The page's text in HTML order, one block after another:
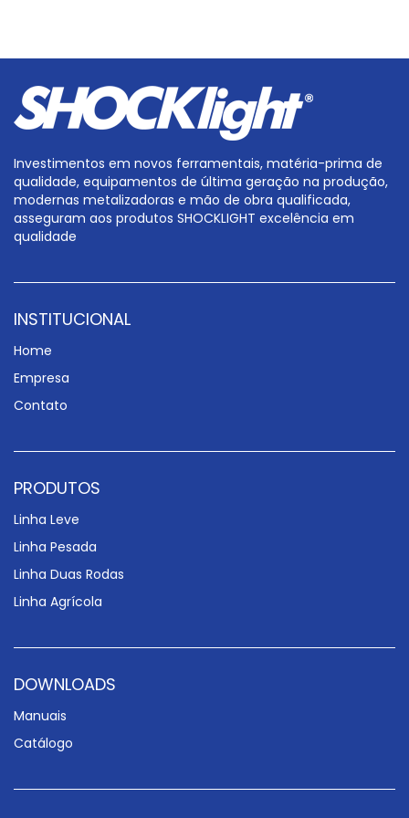
Investimentos em novos ferramentais, matéria-prima de
qualidade, equipamentos de última geração na produção,
modernas metalizadoras e mão de obra qualificada,
asseguram aos produtos SHOCKLIGHT excelência em
qualidade
INSTITUCIONAL
Home
Empresa
Contato
PRODUTOS
Linha Leve
Linha Pesada
Linha Duas Rodas
Linha Agrícola
DOWNLOADS
Manuais
Catálogo